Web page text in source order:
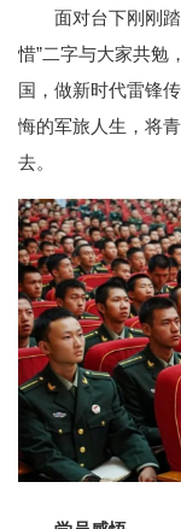
面对台下刚刚
惜”二字与大家共勉
国，做新时代雷锋
悔的军旅人生，将
去。